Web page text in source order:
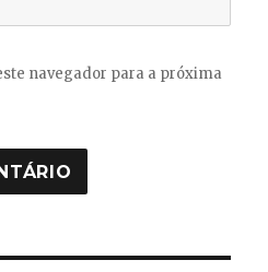
navegador para a próxima